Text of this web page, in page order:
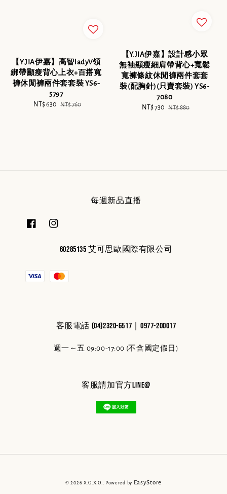
【Y.JIA伊嘉】高智ladyV領
綁帶顯瘦背心上衣+百搭寬
褲休閒褲兩件套套裝 YS6-
5797
Sale
NT$ 630 Regular
NT$ 760
【Y.JIA伊嘉】設計感小眾
無袖顯瘦細肩帶背心+寬鬆
寬褲條紋休閒褲兩件套套
裝(配胸針)(只賣套裝) YS6-
7080
Sale
NT$ 730 Regular
NT$ 880
每週新品直播
60285135 艾可思歐國際有限公司
客服電話 (04)2320-6517｜0977-200017
週一～五 09:00-17:00 (不含國定假日)
客服請加官方line@
© 2026 X.O.X.O.. Powered by EasyStore